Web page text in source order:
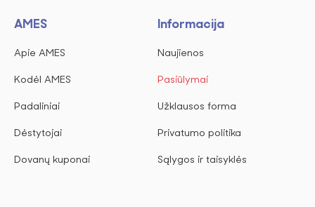
AMES
Apie AMES
Kodėl AMES
Padaliniai
Dėstytojai
Dovanų kuponai
Informacija
Naujienos
Pasiūlymai
Užklausos forma
Privatumo politika
Sąlygos ir taisyklės